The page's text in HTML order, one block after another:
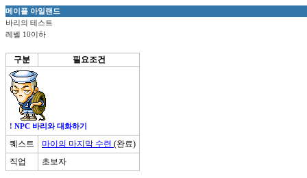
메이플 아일랜드
바리의 테스트
레벨 10이하
구분 필요조건
! NPC 바리와 대화하기
퀘스트 마이의 마지막 수련 (완료)
직업
초보자